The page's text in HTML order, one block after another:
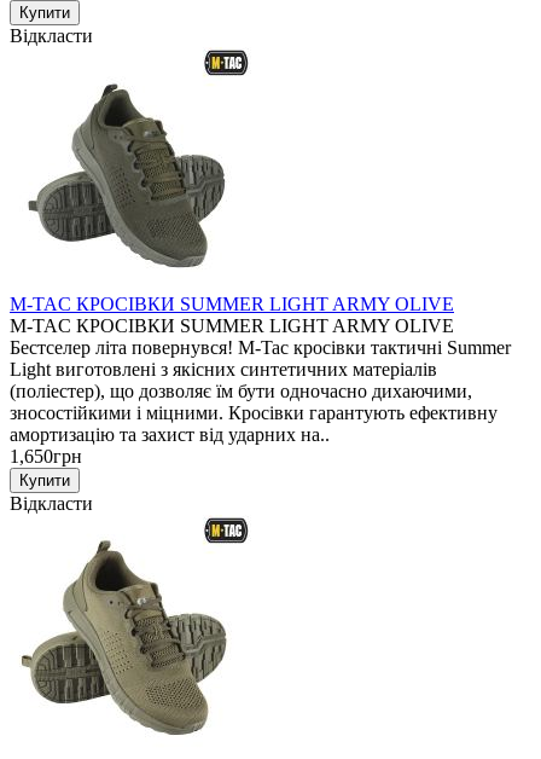
Відкласти
M-TAC КРОСІВКИ SUMMER LIGHT ARMY OLIVE
M-TAC КРОСІВКИ SUMMER LIGHT ARMY OLIVE
Бестселер літа повернувся! M-Tac кросівки тактичні Summer
Light виготовлені з якісних синтетичних матеріалів
(поліестер), що дозволяє їм бути одночасно дихаючими,
зносостійкими і міцними. Кросівки гарантують ефективну
амортизацію та захист від ударних на..
1,650грн
Відкласти